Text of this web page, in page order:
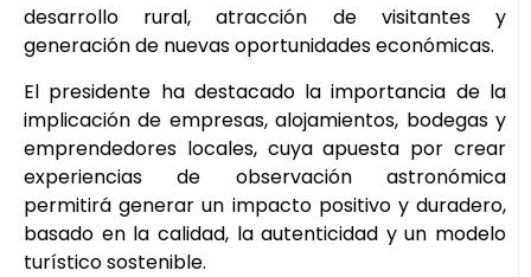
desarrollo rural, atracción de visitantes y
generación de nuevas oportunidades económicas.
El presidente ha destacado la importancia de la
implicación de empresas, alojamientos, bodegas y
emprendedores locales, cuya apuesta por crear
experiencias de observación astronómica
permitirá generar un impacto positivo y duradero,
basado en la calidad, la autenticidad y un modelo
turístico sostenible.